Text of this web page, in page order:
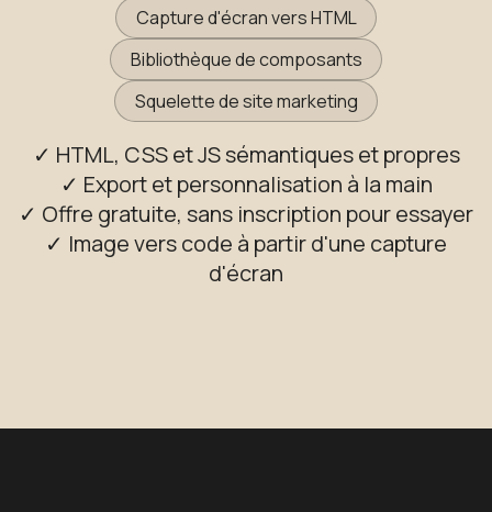
Capture d'écran vers HTML
Bibliothèque de composants
Squelette de site marketing
✓ HTML, CSS et JS sémantiques et propres
✓ Export et personnalisation à la main
✓ Offre gratuite, sans inscription pour essayer
✓ Image vers code à partir d'une capture
d'écran